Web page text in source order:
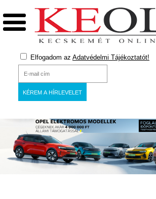
Elfogadom az Adatvédelmi Tájékoztatót!